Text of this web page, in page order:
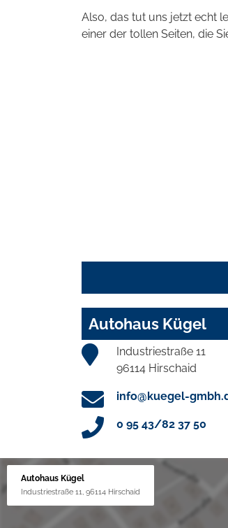
Also, das tut uns jetzt echt
einer der tollen Seiten, die
Autohaus Kügel
Industriestraße 11
96114 Hirschaid
info@kuegel-
0 95 43/82 37 50
Autohaus Kügel
Industriestraße 11, 96114 Hirschaid